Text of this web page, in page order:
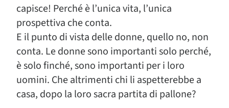
capisce! Perché è l’unica vita, l’unica
prospettiva che conta.
E il punto di vista delle donne, quello no, non
conta. Le donne sono importanti solo perché,
è solo finché, sono importanti per i loro
uomini. Che altrimenti chi li aspetterebbe a
casa, dopo la loro sacra partita di pallone?